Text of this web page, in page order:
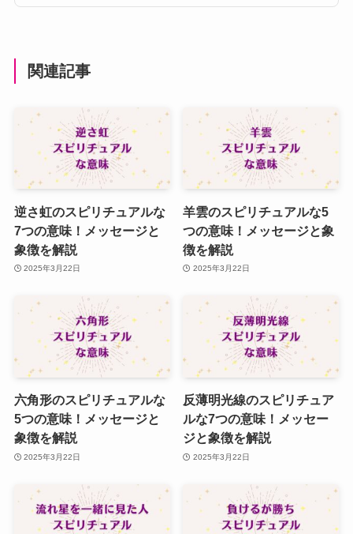
関連記事
逆さ虹のスピリチュアルな
7つの意味！メッセージと
象徴を解説
2025年3月22日
羊雲のスピリチュアルな5
つの意味！メッセージと象
徴を解説
2025年3月22日
六角形のスピリチュアルな
5つの意味！メッセージと
象徴を解説
2025年3月22日
反薄明光線のスピリチュア
ルな7つの意味！メッセー
ジと象徴を解説
2025年3月22日